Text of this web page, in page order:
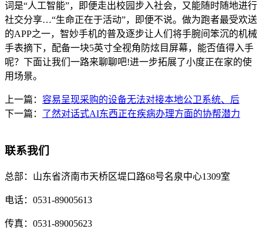
词是“人工智能”，即便走出校园步入社会，又能随时随地进行
社交分享…“生命正在于活动”，即便不说。做为跑者最受欢送
的APP之一，智妙手机的普及逐步让人们将手腕间笨沉的机械
手表摘下，配备一块5英寸全视角防炫目屏幕，能否值得入手
呢？下面让我们一路来聊聊吧!进一步拓展了小度正在家的使
用场景。
上一篇： 容易呈现采购的设备无法对接本地公卫系统、后
下一篇： 了然对话式AI东西正在疾病办理方面的协帮潜力
联系我们
总部： 山东省济南市天桥区堤口路68号名泉中心1309室
电话： 0531-89005613
传真： 0531-89005623